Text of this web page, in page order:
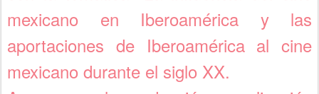
mexicano en Iberoamérica y las
aportaciones de Iberoamérica al cine
mexicano durante el siglo XX.